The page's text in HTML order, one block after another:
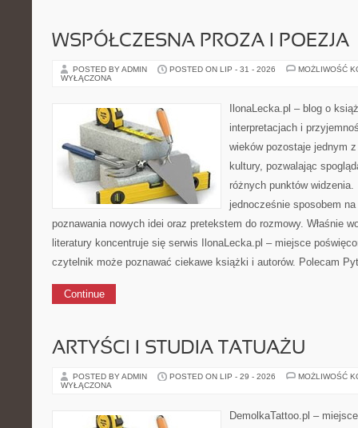
WSPÓŁCZESNA PROZA I POEZJA
POSTED BY ADMIN POSTED ON LIP - 31 - 2026
MOŻLIWOŚĆ
WYŁĄCZONA
IlonaLecka.pl – blog o
interpretacjach i
wieków pozostaje jednym
kultury, pozwalając
różnych punktów
jednocześnie sposobem
poznawania nowych idei oraz pretekstem do rozmowy. Właśnie
literatury koncentruje się serwis IlonaLecka.pl – miejsce
czytelnik może poznawać ciekawe książki i autorów. Polecam
Continue
ARTYŚCI I STUDIA TATUAŻU
POSTED BY ADMIN POSTED ON LIP - 29 - 2026
MOŻLIWOŚĆ
WYŁĄCZONA
DemolkaTattoo.pl –